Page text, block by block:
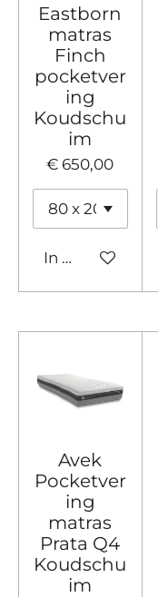
Eastborn
matras
Finch
pocketver
ing
Koudschu
im
€ 650,00
In winkelwagen
Avek
Pocketver
ing
matras
Prata Q4
Koudschu
im